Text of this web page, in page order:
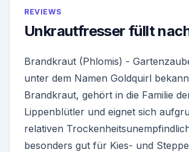
REVIEWS
Unkrautfresser füllt
Brandkraut (Phlomis) -
unter dem Namen Goldquirl
Brandkraut, gehört in die Familie
Lippenblütler und eignet sich
relativen
besonders gut für Kies- und